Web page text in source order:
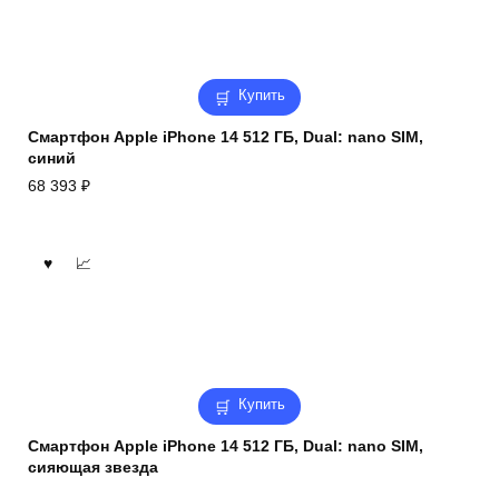
Купить
Смартфон Apple iPhone 14 512 ГБ, Dual: nano SIM,
синий
68 393 ₽
Купить
Смартфон Apple iPhone 14 512 ГБ, Dual: nano SIM,
сияющая звезда